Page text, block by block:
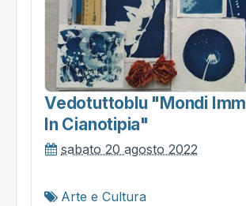
Vedotuttoblu "mondi
In Cianotipia"
sabato 20 agosto 2022
Arte e Cultura